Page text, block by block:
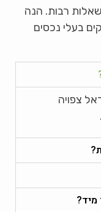
רבות. הנה
בעלי נכסים
צפויה
מיד?